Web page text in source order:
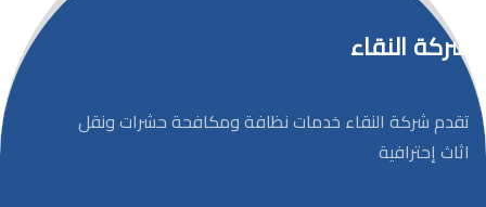
شركة النقاء
تقدم شركة النقاء خدمات نظافة ومكافحة حشرات ونقل
اثاث إحترافية